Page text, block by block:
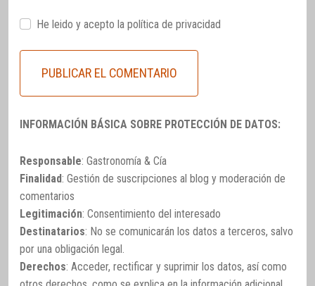
He leido y acepto la política de privacidad
INFORMACIÓN BÁSICA SOBRE PROTECCIÓN DE DATOS:
Responsable: Gastronomía & Cía
Finalidad: Gestión de suscripciones al blog y moderación de
comentarios
Legitimación: Consentimiento del interesado
Destinatarios: No se comunicarán los datos a terceros, salvo
por una obligación legal.
Derechos: Acceder, rectificar y suprimir los datos, así como